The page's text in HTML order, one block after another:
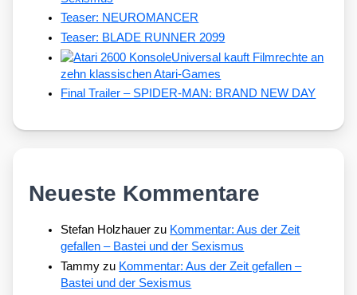
Teaser: NEUROMANCER
Teaser: BLADE RUNNER 2099
Universal kauft Filmrechte an
zehn klassischen Atari-Games
Final Trailer – SPIDER-MAN: BRAND NEW DAY
Neueste Kommentare
Stefan Holzhauer zu Kommentar: Aus der Zeit
gefallen – Bastei und der Sexismus
Tammy zu Kommentar: Aus der Zeit gefallen –
Bastei und der Sexismus